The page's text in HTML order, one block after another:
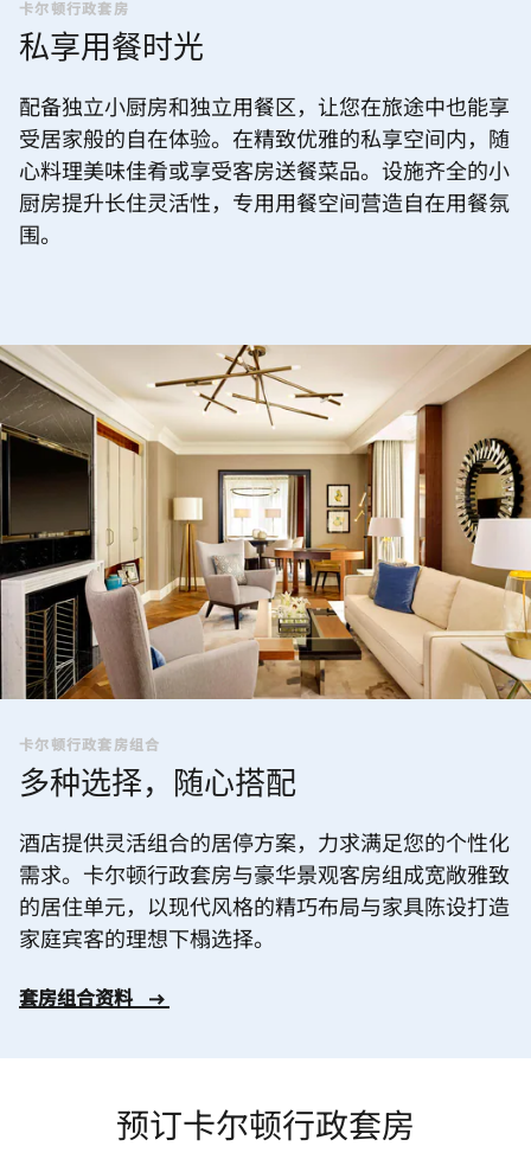
卡尔顿行政套房
私享用餐时光
配备独立小厨房和独立用餐区，让您在旅途中也能享
受居家般的自在体验。在精致优雅的私享空间内，随
心料理美味佳肴或享受客房送餐菜品。设施齐全的小
厨房提升长住灵活性，专用用餐空间营造自在用餐氛
围。
卡尔顿行政套房组合
多种选择，随心搭配
酒店提供灵活组合的居停方案，力求满足您的个性化
需求。卡尔顿行政套房与豪华景观客房组成宽敞雅致
的居住单元，以现代风格的精巧布局与家具陈设打造
家庭宾客的理想下榻选择。
套房组合资料
预订卡尔顿行政套房